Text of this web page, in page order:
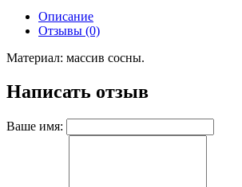
Описание
Отзывы (0)
Материал: массив сосны.
Написать отзыв
Ваше имя: